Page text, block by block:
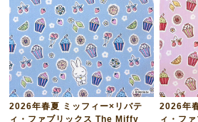
2026年春夏 ミッフィー×リバテ
ィ・ファブリックス The Miffy
2026年
ィ・フ